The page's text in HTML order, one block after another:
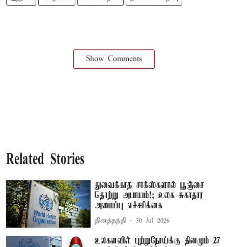
Show Comments
Related Stories
துவைக்காத சாக்ஸ்களால் பூஞ்சை
தொற்று அபாயம்!; உலக சுகாதார
அமைப்பு எச்சரிக்கை
தினத்தந்தி 30 Jul 2026
உலகளவில் புற்றுநோய்க்கு தினமும் 27